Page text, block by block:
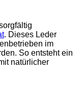
. Dieses Leder
im
So entsteht ein
natürlicher